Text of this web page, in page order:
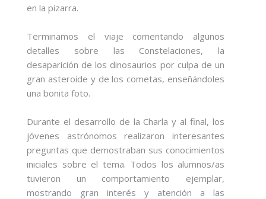
en la pizarra.
Terminamos el viaje comentando algunos
detalles sobre las Constelaciones, la
desaparición de los dinosaurios por culpa de un
gran asteroide y de los cometas, enseñándoles
una bonita foto.
Durante el desarrollo de la Charla y al final, los
jóvenes astrónomos realizaron interesantes
preguntas que demostraban sus conocimientos
iniciales sobre el tema. Todos los alumnos/as
tuvieron un comportamiento ejemplar,
mostrando gran interés y atención a las